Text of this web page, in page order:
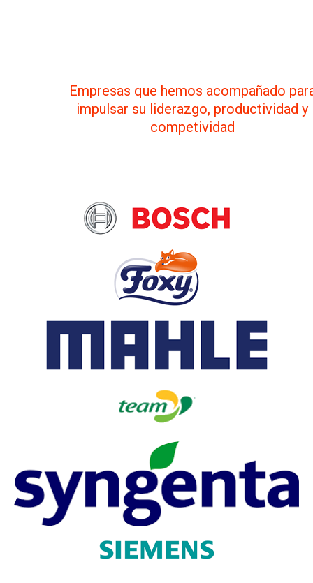
Empresas que hemos acompañado
impulsar su liderazgo, productividad y
competividad